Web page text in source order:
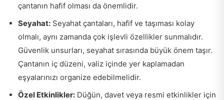
çantanın hafif olması da önemlidir.
Seyahat: Seyahat çantaları, hafif ve taşıması kolay
olmalı, aynı zamanda çok işlevli özellikler sunmalıdır.
Güvenlik unsurları, seyahat sırasında büyük önem taşır.
Çantanın iç düzeni, valiz içinde yer kaplamadan
eşyalarınızı organize edebilmelidir.
Özel Etkinlikler: Düğün, davet veya resmi etkinlikler için